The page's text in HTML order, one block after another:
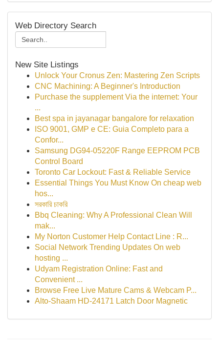
Web Directory Search
New Site Listings
Unlock Your Cronus Zen: Mastering Zen Scripts
CNC Machining: A Beginner's Introduction
Purchase the supplement Via the internet: Your
...
Best spa in jayanagar bangalore for relaxation
ISO 9001, GMP e CE: Guia Completo para a
Confor...
Samsung DG94-05220F Range EEPROM PCB
Control Board
Toronto Car Lockout: Fast & Reliable Service
Essential Things You Must Know On cheap web
hos...
সরকারি চাকরি
Bbq Cleaning: Why A Professional Clean Will
mak...
My Norton Customer Help Contact Line : R...
Social Network Trending Updates On web
hosting ...
Udyam Registration Online: Fast and
Convenient ...
Browse Free Live Mature Cams & Webcam P...
Alto-Shaam HD-24171 Latch Door Magnetic